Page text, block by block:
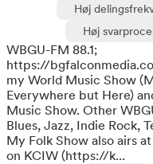
Høj
Høj
WBGU-FM 88.1;
https://
my World Music Show
Everywhere but Here)
Music Show. Other
Blues, Jazz, Indie Rock,
My Folk Show also airs
on KCIW (https://k...